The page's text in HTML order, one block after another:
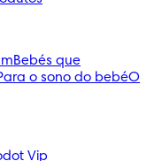
Bebés que
o sono do bebéO
Vip